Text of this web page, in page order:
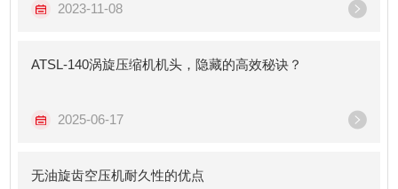
2023-11-08
ATSL-140涡旋压缩机机头，隐藏的高效秘诀？
2025-06-17
无油旋齿空压机耐久性的优点